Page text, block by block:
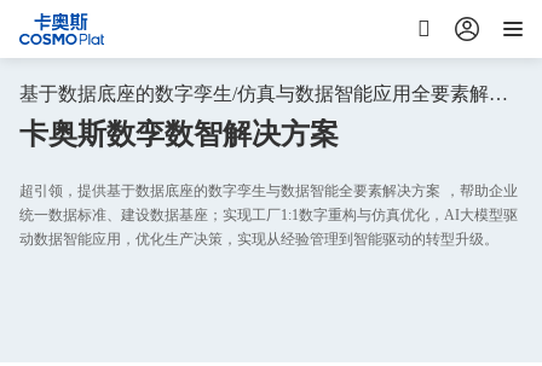
基于数据底座的数字孪生/仿真与数据智能应用全要素解决方案
卡奥斯数孪数智解决方案
超引领，提供基于数据底座的数字孪生与数据智能全要素解决方案 ，帮助企业
统一数据标准、建设数据基座；实现工厂1:1数字重构与仿真优化，AI大模型驱
动数据智能应用，优化生产决策，实现从经验管理到智能驱动的转型升级。